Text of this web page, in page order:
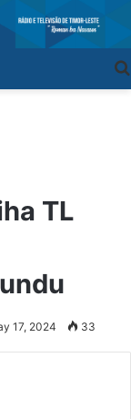
TL
17, 2024 33